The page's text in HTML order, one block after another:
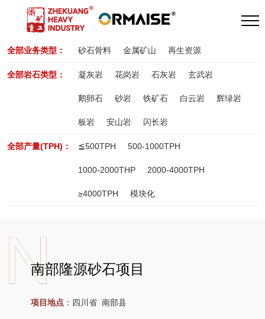
全部业务类型： 砂石骨料 金属矿山 再生资源
全部岩石类型： 凝灰岩 花岗岩 石灰岩 玄武岩
鹅卵石 砂岩 铁矿石 白云岩 辉绿岩
板岩 安山岩 闪长岩
全部产量(TPH)： ≦500TPH 500-1000TPH
1000-2000THP 2000-4000TPH
≥4000TPH 模块化
南部隆源砂石项目
项目地点 ： 四川省 南部县